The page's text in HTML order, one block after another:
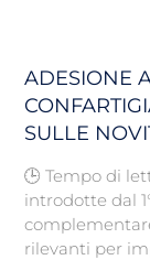
ADESIONE
SULLE
🕒 Tempo di
introdotte dal
rilevanti per